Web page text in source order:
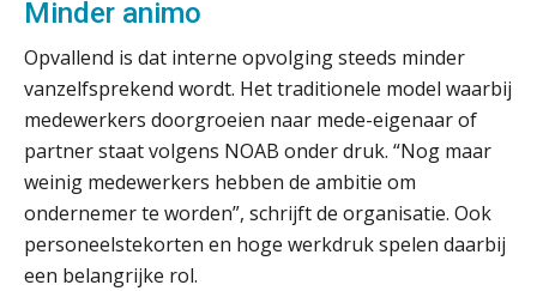
Minder animo
Opvallend is dat interne opvolging steeds minder
vanzelfsprekend wordt. Het traditionele model waarbij
medewerkers doorgroeien naar mede-eigenaar of
partner staat volgens NOAB onder druk. “Nog maar
weinig medewerkers hebben de ambitie om
ondernemer te worden”, schrijft de organisatie. Ook
personeelstekorten en hoge werkdruk spelen daarbij
een belangrijke rol.
ICT & AI | Volledig automatische
factuurverwerking: zo kom je er
Hierom zijn webshopondernemers
extra kwetsbaar voor
boekhoudfouten
Blog | Aandachtspunten bij de
transitie in verband met de Wet